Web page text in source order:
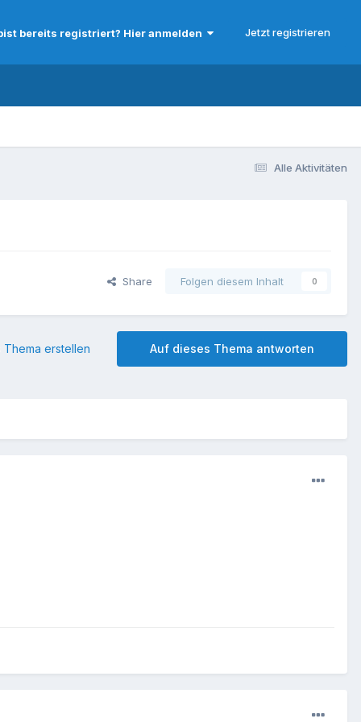
bereits registriert? Hier anmelden Jetzt registrieren
Alle Aktivitäten
Share Folgen diesem Inhalt 0
Auf dieses Thema antworten
Thema erstellen